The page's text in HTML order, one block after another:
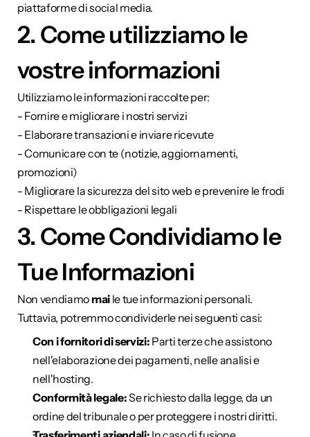
piattaforme di social media.
2. Come utilizziamo le
vostre informazioni
Utilizziamo le informazioni raccolte per:
- Fornire e migliorare i nostri servizi
- Elaborare transazioni e inviare ricevute
- Comunicare con te (notizie, aggiornamenti,
promozioni)
- Migliorare la sicurezza del sito web e prevenire le frodi
- Rispettare le obbligazioni legali
3. Come Condividiamo le
Tue Informazioni
Non vendiamo mai le tue informazioni personali.
Tuttavia, potremmo condividerle nei seguenti casi:
Con i fornitori di servizi: Parti terze che assistono
nell'elaborazione dei pagamenti, nelle analisi e
nell'hosting.
Conformità legale: Se richiesto dalla legge, da un
ordine del tribunale o per proteggere i nostri diritti.